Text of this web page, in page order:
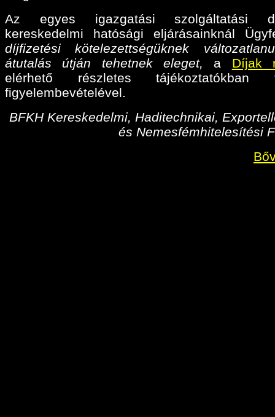
Az egyes igazgatási szolgáltatási
kereskedelmi hatósági eljárásainknál
díjfizetési kötelezettségüknek
átutalás útján tehetnek eleget, a Díjak
elérhető részletes tájékoztatókban
figyelembevételével.
BFKH Kereskedelmi, Haditechnikai,
és Nemesfémhitelesítési